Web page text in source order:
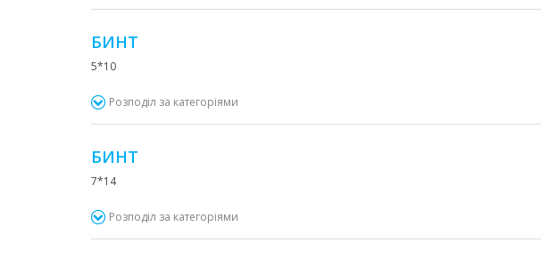
БИНТ
5*10
Розподіл за категоріями
БИНТ
7*14
Розподіл за категоріями